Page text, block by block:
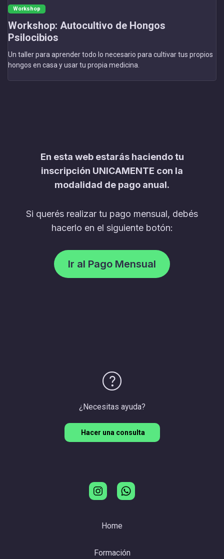
Workshop
Workshop: Autocultivo de Hongos
Psilocibios
Un taller para aprender todo lo necesario para cultivar tus propios
hongos en casa y usar tu propia medicina.
¿Necesitas ayuda?
Hacer una consulta
Home
Formación